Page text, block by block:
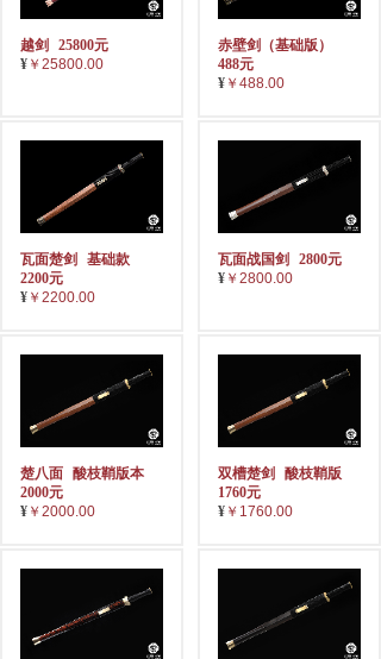
越剑
25800元
¥ ￥25800.00
赤壁剑（基础版）
488元
¥ ￥488.00
瓦面楚剑
基础款
2200元
¥ ￥2200.00
瓦面战国剑
2800元
¥ ￥2800.00
楚八面 酸枝鞘版本
2000元
¥ ￥2000.00
双槽楚剑
酸枝鞘版
1760元
¥ ￥1760.00